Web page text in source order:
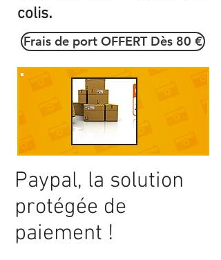
colis.
Frais de port OFFERT Dès 80 €
Paypal, la solution
protégée de
paiement !